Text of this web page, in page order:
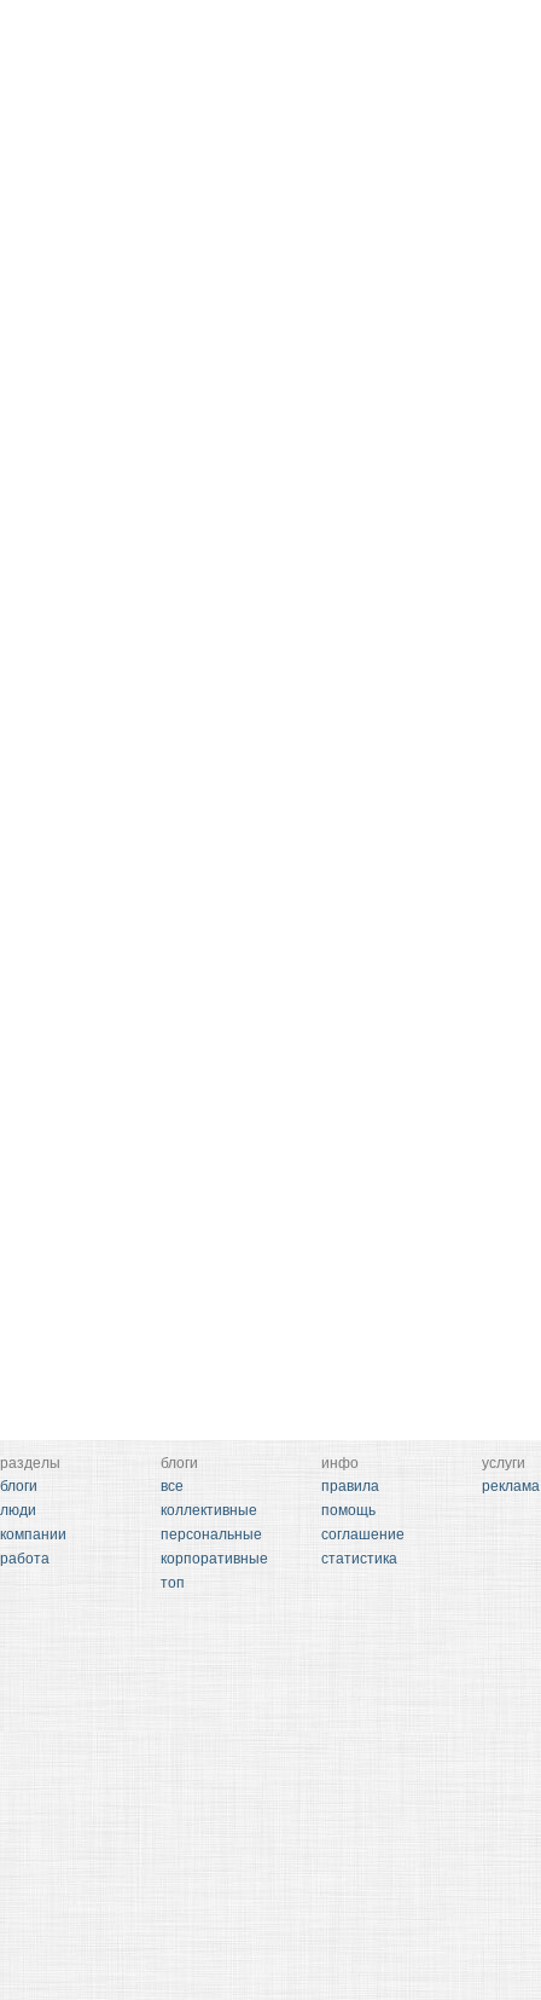
разделы
блоги
люди
компании
работа
блоги
все
коллективные
персональные
корпоративные
топ
инфо
правила
помощь
соглашение
статистика
услуги
реклама